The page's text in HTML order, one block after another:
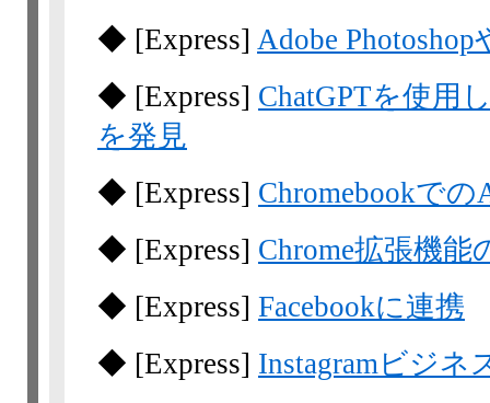
◆ [Express] Adobe
◆ [Express] ChatGPTを使用
を発見
◆ [Express] Chromebookで
◆ [Express] Chrome拡張機
◆ [Express] Facebookに連携
◆ [Express] Instagramビジネ